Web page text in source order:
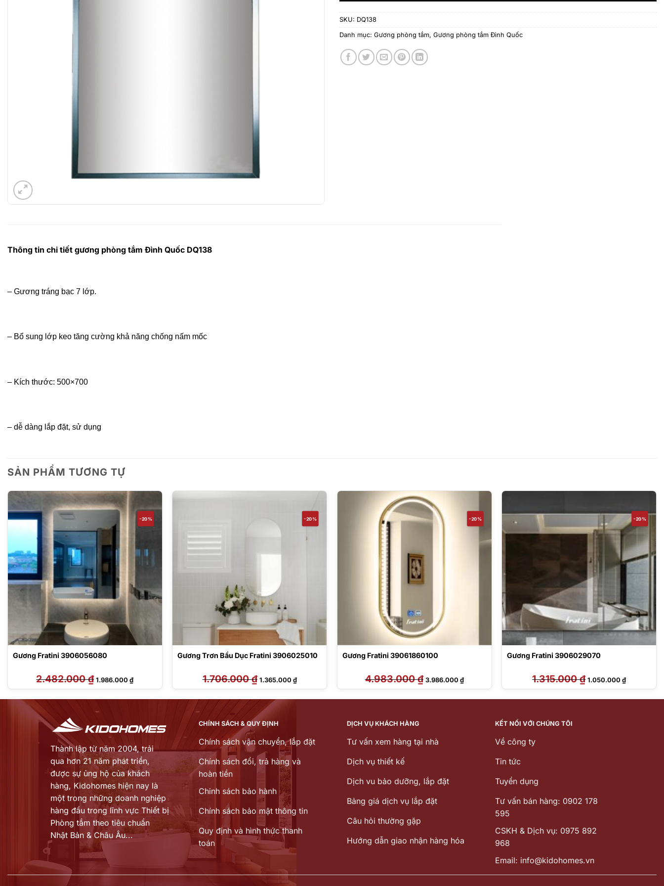
SKU: DQ138
Danh mục: Gương phòng tắm, Gương phòng tắm Đình Quốc
Thông tin chi tiết gương phòng tắm Đình Quốc DQ138
– Gương tráng bạc 7 lớp.
– Bổ sung lớp keo tăng cường khả năng chống nấm mốc
– Kích thước: 500×700
– dễ dàng lắp đặt, sử dụng
SẢN PHẨM TƯƠNG TỰ
-20%
Gương Fratini 3906056080
2.482.000₫ Giá
gốc
là:
1.986.000₫Giá
hiện
tại
1.986.000 ₫.
-20%
Gương Trơn Bầu Dục Fratini 3906025010
1.706.000₫ Giá
gốc
là:
1.365.000₫Giá
hiện
tại
1.365.000 ₫.
-20%
Gương Fratini 39061860100
4.983.000₫ Giá
gốc
là:
3.986.000₫Giá
hiện
tại
3.986.000 ₫.
-20%
Gương Fratini 3906029070
1.315.000₫ Giá
gốc
là:
1.050.000₫Giá
hiện
tại
1.050.000 ₫.
Thành lập từ năm 2004, trải
qua hơn 21 năm phát triển,
được sự ủng hộ của khách
hàng, Kidohomes hiện nay là
một trong những doanh nghiệp
hàng đầu trong lĩnh vực Thiết bị
Phòng tắm theo tiêu chuẩn
Nhật Bản & Châu Âu...
CHÍNH SÁCH & QUY ĐỊNH
Chính sách vận chuyển, lắp đặt
Chính sách đổi, trả hàng và
hoàn tiền
Chinh sách bảo hành
Chính sách bảo mật thông tin
Quy định và hình thức thanh
toán
DỊCH VỤ KHÁCH HÀNG
Tư vấn xem hàng tại nhà
Dịch vụ thiết kế
Dịch vu bảo dưỡng, lắp đặt
Bảng giá dịch vụ lắp đặt
Câu hỏi thường gặp
Hướng dẫn giao nhận hàng hóa
KẾT NỐI VỚI CHÚNG TÔI
Về công ty
Tin tức
Tuyển dụng
Tư vấn bán hàng: 0902 178
595
CSKH & Dịch vụ: 0975 892
968
Email: info@kidohomes.vn